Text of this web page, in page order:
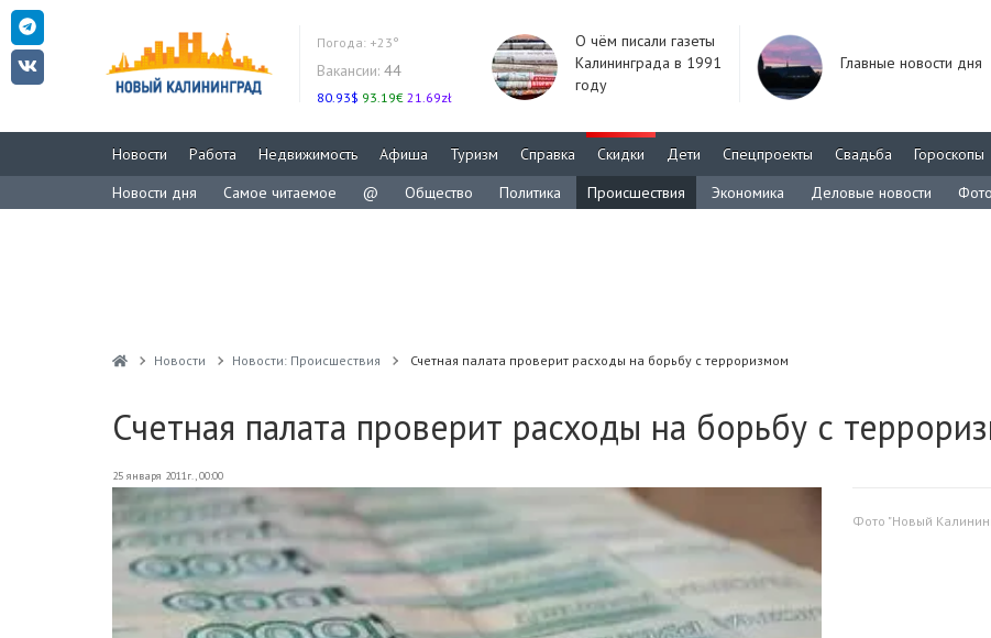
Погода: +23°
Вакансии: 44
80.93$ 93.19€ 21.69zł
О чём писали газеты
Калининграда в 1991
году
Главные новости дня
Новости Работа Недвижимость Афиша Туризм Справка Скидки Дети Спецпроекты Свадьба
Гороскопы
Новости дня
Самое читаемое @ Общество Политика Происшествия Экономика Деловые новости
Новости Новости: Происшествия Счетная палата проверит расходы на борьбу с терроризмом
Счетная палата проверит расходы на борьбу с
25 января 2011г., 00:00
Фото "Новый